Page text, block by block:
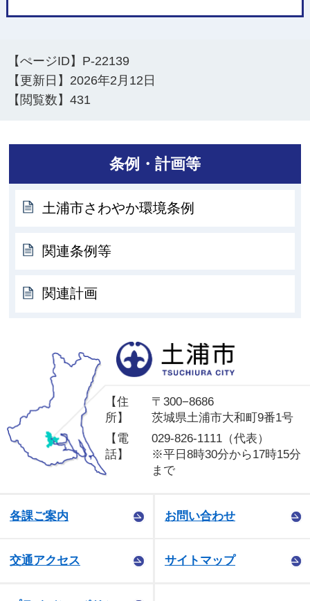
【ぺージID】 P-22139
【更新日】 2026年2月12日
【閲覧数】431
条例・計画等
土浦市さわやか環境条例
関連条例等
関連計画
【住
所】
〒300−8686
茨城県土浦市大和町9番1号
【電
話】
029-826-1111（代表）
※平日8時30分から17時15分
まで
各課ご案内 お問い合わせ
交通アクセス サイトマップ